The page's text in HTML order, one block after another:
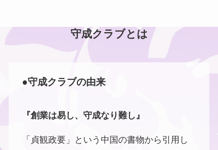
守成クラブとは
●守成クラブの由来
『創業は易し、守成なり難し』
「貞観政要」という中国の書物から引用し